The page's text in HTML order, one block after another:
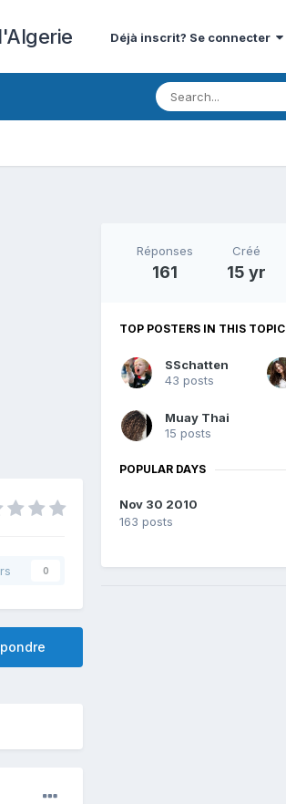
Déjà inscrit? Se connecter
0
Réponses
161
Créé
15 yr
TOP POSTERS IN THIS TOPIC
SSchatten
43 posts
Muay Thai
15 posts
POPULAR DAYS
Nov 30 2010
163 posts